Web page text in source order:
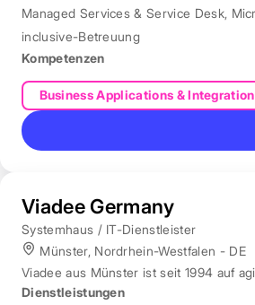
Managed Services & Service Desk,
inclusive-Betreuung
Kompetenzen
Business Applications & Integration
Viadee Germany
Systemhaus / IT-Dienstleister
Münster, Nordrhein-Westfalen - DE
Viadee aus Münster ist seit 1994 auf
Dienstleistungen